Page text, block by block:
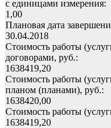
с единицами измерения:
1,00
Плановая дата
30.04.2018
Стоимость работы
договорами, руб.:
1638419,20
Стоимость работы
планом (планами), руб.:
1638420,00
Стоимость работы
1638419,20